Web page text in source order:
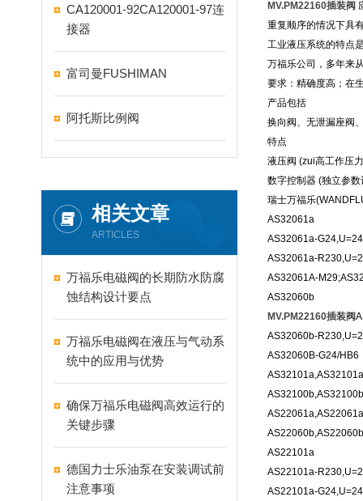
CA120001-92CA120001-97连
接器
富司曼FUSHIMAN
阿托斯比例阀
相关文章
ARTICLES
万福乐电磁阀的长期防水防腐
蚀结构设计要点
万福乐电磁阀在液压与气动系
统中的应用与优势
确保万福乐电磁阀高效运行的
关键步骤
德国力士乐油泵在安装调试前
注意事项
MV.PM22160插装阀
重复顺序的情况下具
工业液压系统的特点
万福乐公司，多年来
要求：精确度高；在
产品包括
换向阀、无泄漏座阀
特点
液压阀 (zui高工作压
数字控制器 (独立参数
瑞士万福乐
AS32061a
AS32061a-
AS32061a-
AS32061A-
AS32060b
MV.PM22160插装阀
AS32060b-
AS32060B-G24/HB6
AS22101a
AS22101a-
AS22101a-